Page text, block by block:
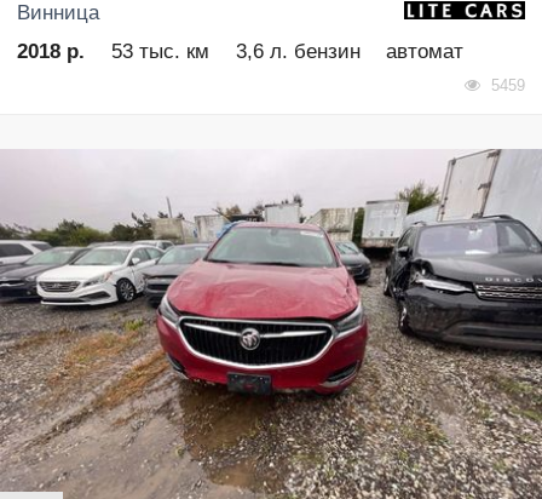
Винница
2018 р.
53 тыс. км 3,6 л. бензин автомат
5459